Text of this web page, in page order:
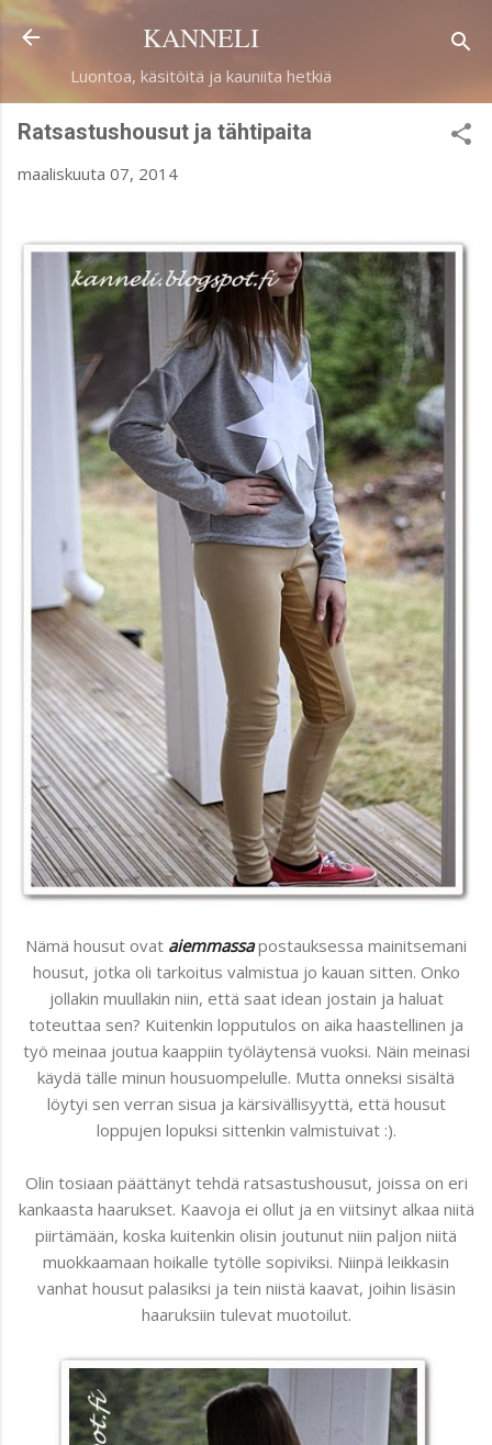
Siirry pääsisältöön
KANNELI
Luontoa, käsitöitä ja kauniita hetkiä
Ratsastushousut ja tähtipaita
maaliskuuta 07, 2014
Nämä housut ovat aiemmassa postauksessa mainitsemani
housut, jotka oli tarkoitus valmistua jo kauan sitten. Onko
jollakin muullakin niin, että saat idean jostain ja haluat
toteuttaa sen? Kuitenkin lopputulos on aika haastellinen ja
työ meinaa joutua kaappiin työläytensä vuoksi. Näin meinasi
käydä tälle minun housuompelulle. Mutta onneksi sisältä
löytyi sen verran sisua ja kärsivällisyyttä, että housut
loppujen lopuksi sittenkin valmistuivat :).
Olin tosiaan päättänyt tehdä ratsastushousut, joissa on eri
kankaasta haarukset. Kaavoja ei ollut ja en viitsinyt alkaa niitä
piirtämään, koska kuitenkin olisin joutunut niin paljon niitä
muokkaamaan hoikalle tytölle sopiviksi. Niinpä leikkasin
vanhat housut palasiksi ja tein niistä kaavat, joihin lisäsin
haaruksiin tulevat muotoilut.